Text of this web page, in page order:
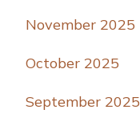
November 2025
October 2025
September 2025